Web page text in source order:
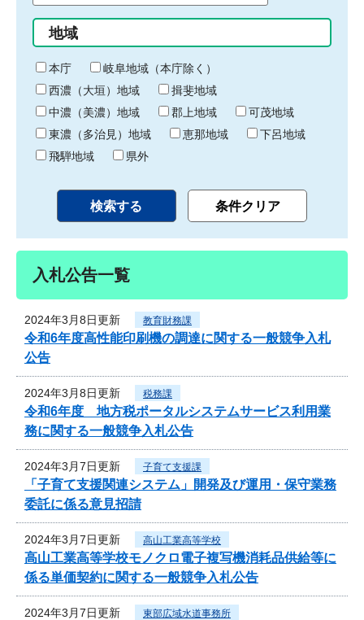
始
り
間
終
わ
り
地域
本庁
岐阜地域（本庁除く）
西濃（大垣）地域
揖斐地域
中濃（美濃）地域
郡上地域
可茂地域
東濃（多治見）地域
恵那地域
下呂地域
飛騨地域
県外
入札公告一覧
2024年3月8日更新 教育財務課
令和6年度高性能印刷機の調達に関する一般競争入札
公告
2024年3月8日更新 税務課
令和6年度 地方税ポータルシステムサービス利用業
務に関する一般競争入札公告
2024年3月7日更新 子育て支援課
「子育て支援関連システム」開発及び運用・保守業務
委託に係る意見招請
2024年3月7日更新 高山工業高等学校
高山工業高等学校モノクロ電子複写機消耗品供給等に
係る単価契約に関する一般競争入札公告
2024年3月7日更新 東部広域水道事務所